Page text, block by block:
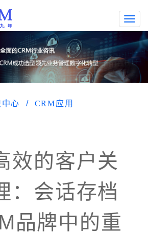
心 CRM应用
效的客户关
：会话存档
品牌中的重